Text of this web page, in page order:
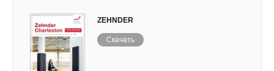
ZEHNDER
Скачать